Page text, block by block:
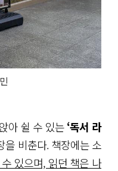
아 쉴 수 있는‘독서 라
을 비춘다. 책장에는 소
있으며, 읽던 책은 나